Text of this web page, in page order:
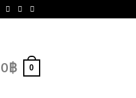
0฿ 0